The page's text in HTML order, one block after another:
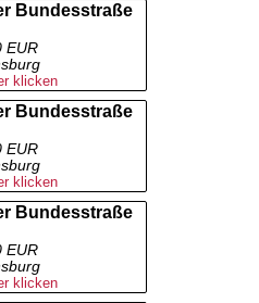
Bundesstraße
EUR
klicken
Bundesstraße
EUR
klicken
Bundesstraße
EUR
klicken